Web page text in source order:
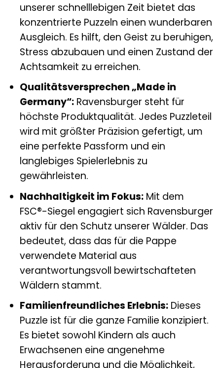
unserer schnelllebigen Zeit bietet das
konzentrierte Puzzeln einen wunderbaren
Ausgleich. Es hilft, den Geist zu beruhigen,
Stress abzubauen und einen Zustand der
Achtsamkeit zu erreichen.
Qualitätsversprechen „Made in
Germany“:Ravensburger steht für
höchste Produktqualität. Jedes Puzzleteil
wird mit größter Präzision gefertigt, um
eine perfekte Passform und ein
langlebiges Spielerlebnis zu
gewährleisten.
Nachhaltigkeit im Fokus:Mit dem
FSC®-Siegel engagiert sich Ravensburger
aktiv für den Schutz unserer Wälder. Das
bedeutet, dass das für die Pappe
verwendete Material aus
verantwortungsvoll bewirtschafteten
Wäldern stammt.
Familienfreundliches Erlebnis:Dieses
Puzzle ist für die ganze Familie konzipiert.
Es bietet sowohl Kindern als auch
Erwachsenen eine angenehme
Herausforderung und die Möglichkeit,